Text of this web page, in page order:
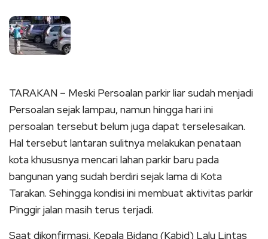
TARAKAN – Meski Persoalan parkir liar sudah menjadi
Persoalan sejak lampau, namun hingga hari ini
persoalan tersebut belum juga dapat terselesaikan.
Hal tersebut lantaran sulitnya melakukan penataan
kota khususnya mencari lahan parkir baru pada
bangunan yang sudah berdiri sejak lama di Kota
Tarakan. Sehingga kondisi ini membuat aktivitas parkir
Pinggir jalan masih terus terjadi.
Saat dikonfirmasi, Kepala Bidang (Kabid) Lalu Lintas